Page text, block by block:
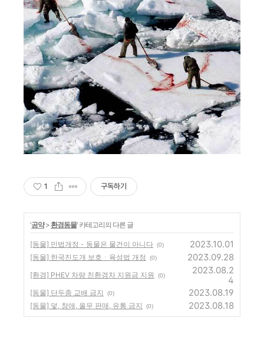
1 구독하기
'공약> 환경동물' 카테고리의 다른 글
[동물] 민법개정 - 동물은 물건이 아니다 (0) 2023.10.01
[동물] 한국진도개 보호ㆍ육성법 개정 (0) 2023.09.28
[환경] PHEV 차량 친환경차 지원금 지원 (0)
2023.08.2
4
[동물] 단두종 교배 금지 (0) 2023.08.19
[동물] 덫, 창애, 올무 판매, 유통 금지 (0) 2023.08.18